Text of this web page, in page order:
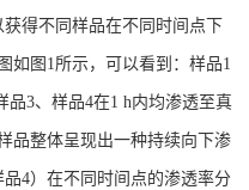
得不同样品在不同时间点下
如图1所示，可以看到：样品1
品3、样品4在1 h内均渗透至真
品整体呈现出一种持续向下渗
4）在不同时间点的渗透率分